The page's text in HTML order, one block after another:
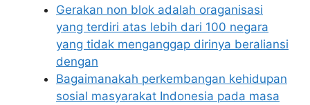
Gerakan non blok adalah oraganisasi
yang terdiri atas lebih dari 100 negara
yang tidak menganggap dirinya beraliansi
dengan
Bagaimanakah perkembangan kehidupan
sosial masyarakat Indonesia pada masa